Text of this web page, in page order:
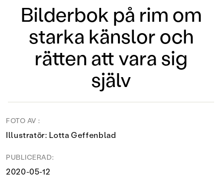
Bilderbok på rim om
starka känslor och
rätten att vara sig
själv
FOTO AV :
Illustratör: Lotta Geffenblad
PUBLICERAD:
2020-05-12